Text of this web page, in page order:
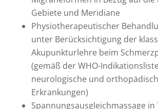
Gebiete und Meridiane
Physiotherapeutischer
unter Berücksichtigung der
Akupunkturlehre beim
(gemäß der WHO-
neurologische und
Erkrankungen)
Spannungsausgleichmassage